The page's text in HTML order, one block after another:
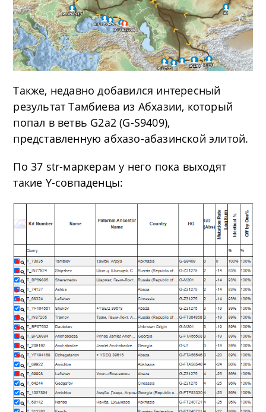
Также, недавно добавился интересный
результат Тамбиева из Абхазии, который
попал в ветвь G2a2 (G-S9409),
представленную абхазо-абазинской элитой.
По 37 str-маркерам у него пока выходят
такие Y-совпаденцы: